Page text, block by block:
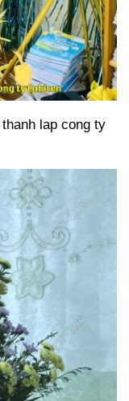
lap cong ty